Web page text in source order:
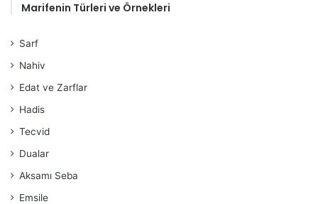
Marifenin Türleri ve Örnekleri
Sarf
Nahiv
Edat ve Zarflar
Hadis
Tecvid
Dualar
Aksamı Seba
Emsile